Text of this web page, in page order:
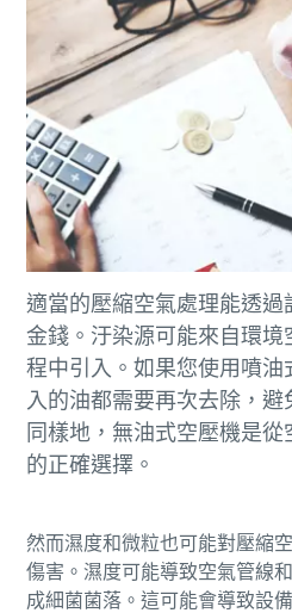
您所需要了解的所有氣
探索您如何能建立更有效率的
深入瞭解
適當的壓縮空氣處理能透
金錢。汙染源可能來自環
程中引入。如果您使用噴
入的油都需要再次去除，避
同樣地，無油式空壓機是
的正確選擇。
然而濕度和微粒也可能對壓縮
傷害。濕度可能導致空氣管線
成細菌菌落。這可能會導致設